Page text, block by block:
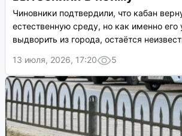
Чиновники подтвердили, что кабан
естественную среду, но как именно его
выдворить из города, остаётся
13 июля, 2026, 17:20
5